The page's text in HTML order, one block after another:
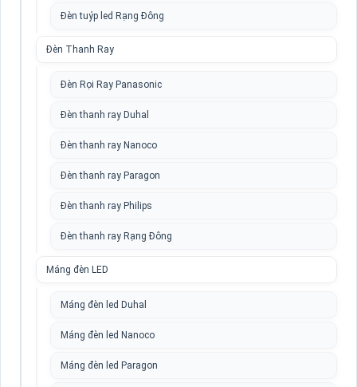
Đèn tuýp led Rạng Đông
Đèn Thanh Ray
Đèn Rọi Ray Panasonic
Đèn thanh ray Duhal
Đèn thanh ray Nanoco
Đèn thanh ray Paragon
Đèn thanh ray Philips
Đèn thanh ray Rạng Đông
Máng đèn LED
Máng đèn led Duhal
Máng đèn led Nanoco
Máng đèn led Paragon